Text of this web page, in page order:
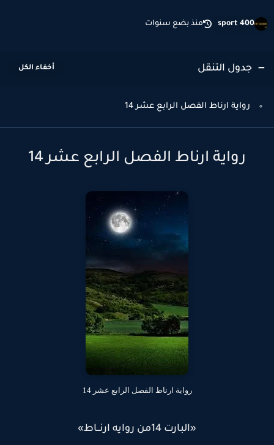
sport 400 منذ بضع سنوات
جدول التنقل
رواية ارناط الفصل الرابع عشر 14
رواية ارناط الفصل الرابع عشر 14
رواية ارناط الفصل الرابع عشر 14
«البارت 14من روايه ارنــاط»